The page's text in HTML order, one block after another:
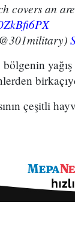
covers an
yağış
çeşitli